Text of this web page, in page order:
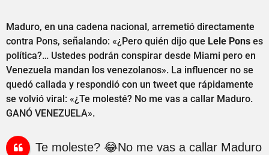
Maduro, en una cadena nacional, arremetió directamente
contra Pons, señalando: «¿Pero quién dijo que Lele Pons es
política?… Ustedes podrán conspirar desde Miami pero en
Venezuela mandan los venezolanos». La influencer no se
quedó callada y respondió con un tweet que rápidamente
se volvió viral: «¿Te molesté? No me vas a callar Maduro.
GANÓ VENEZUELA».
Te moleste? 😂No me vas a callar Maduro